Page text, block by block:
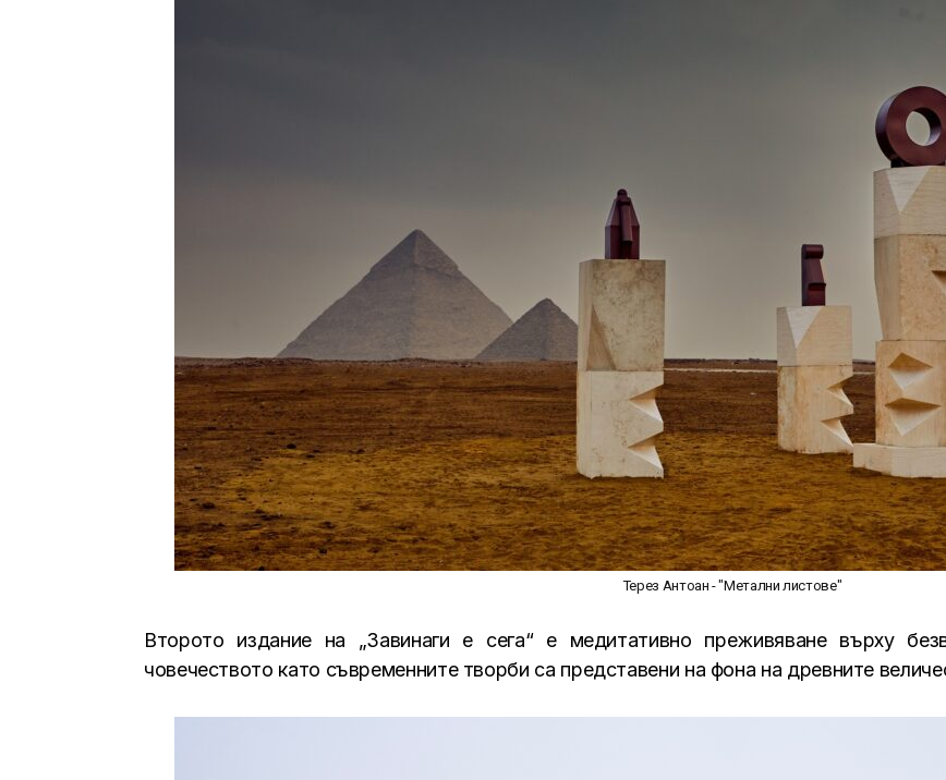
Терез Антоан - "Метални листове"
Второто издание на „Завинаги е сега“ е медитативно преживяване върху
човечеството като съвременните творби са представени на фона на древните